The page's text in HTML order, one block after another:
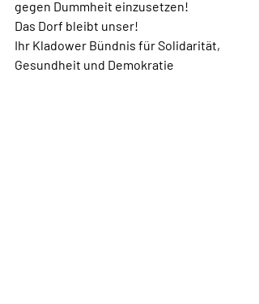
gegen Dummheit einzusetzen!
Das Dorf bleibt unser!
Ihr Kladower Bündnis für Solidarität,
Gesundheit und Demokratie